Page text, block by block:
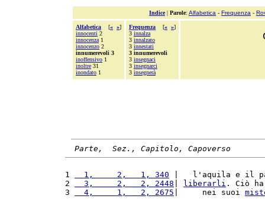
Indice| Parole: Alfabetica - Frequenza -
Alfabetica [« »]
innocenti 2
innocenza 1
innocenzo 2
innumerevoli 3
inoffensivo 1
inoltre 31
inondato 1
Frequenza [« »]
3 innalza
3 innalzato
3 innestati
3 innumerevoli
3 insegnaci
3 insegnarci
3 insegnerà
Parte,  Sez., Capitolo, Capoverso
1
  1,     2,   1, 340
|   l'aquila e il
2
  3,     2,   2, 2448
liberarli . Ciò
3
  4,     1,   2, 2675
|     nei suoi